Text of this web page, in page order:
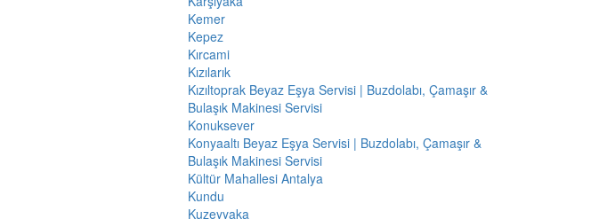
Kemer
Kepez
Kırcami
Kızılarık
Kızıltoprak Beyaz Eşya Servisi | Buzdolabı, Çamaşır &
Bulaşık Makinesi Servisi
Konuksever
Konyaaltı Beyaz Eşya Servisi | Buzdolabı, Çamaşır &
Bulaşık Makinesi Servisi
Kültür Mahallesi Antalya
Kundu
Kuzeyyaka